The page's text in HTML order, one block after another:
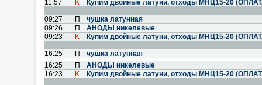
11:57
K Купим двойные латуни, отходы МНЦ15-20
09:27 П
чушка латунная
09:26
П
АНОДЫ никелевые
09:23
K Купим двойные латуни, отходы МНЦ15-20
16:25 П
чушка латунная
16:25
П
АНОДЫ никелевые
16:23
K Купим двойные латуни, отходы МНЦ15-20